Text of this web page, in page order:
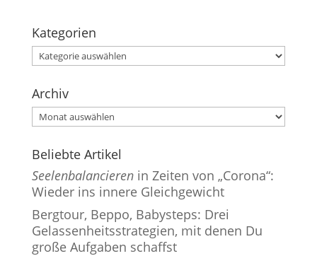
Kategorien
Kategorien
Archiv
Archiv
Beliebte Artikel
Seelenbalancierenin Zeiten von „Corona“:
Wieder ins innere Gleichgewicht
Bergtour, Beppo, Babysteps: Drei
Gelassenheitsstrategien, mit denen Du
große Aufgaben schaffst